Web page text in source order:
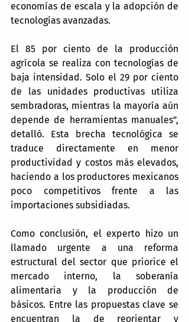
economías de escala y la adopción de
tecnologías avanzadas.
El 85 por ciento de la producción
agrícola se realiza con tecnologías de
baja intensidad. Solo el 29 por ciento
de las unidades productivas utiliza
sembradoras, mientras la mayoría aún
depende de herramientas manuales”,
detalló. Esta brecha tecnológica se
traduce directamente en menor
productividad y costos más elevados,
haciendo a los productores mexicanos
poco competitivos frente a las
importaciones subsidiadas.
Como conclusión, el experto hizo un
llamado urgente a una reforma
estructural del sector que priorice el
mercado interno, la soberanía
alimentaria y la producción de
básicos. Entre las propuestas clave se
encuentran la de reorientar y